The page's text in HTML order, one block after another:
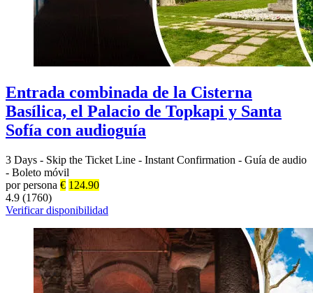
Entrada combinada de la Cisterna
Basílica, el Palacio de Topkapi y Santa
Sofía con audioguía
3 Days - Skip the Ticket Line - Instant Confirmation - Guía de audio
- Boleto móvil
por persona € 124.90
4.9 (1760)
Verificar disponibilidad